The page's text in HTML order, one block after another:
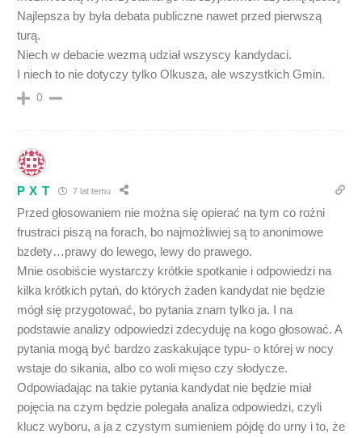
Najlepsza by była debata publiczne nawet przed pierwszą
turą.
Niech w debacie wezmą udział wszyscy kandydaci.
I niech to nie dotyczy tylko Olkusza, ale wszystkich Gmin.
0
P X T 7 lat temu
Przed głosowaniem nie można się opierać na tym co rożni
frustraci piszą na forach, bo najmożliwiej są to anonimowe
bzdety…prawy do lewego, lewy do prawego.
Mnie osobiście wystarczy krótkie spotkanie i odpowiedzi na
kilka krótkich pytań, do których żaden kandydat nie będzie
mógł się przygotować, bo pytania znam tylko ja. I na
podstawie analizy odpowiedzi zdecyduję na kogo głosować. A
pytania mogą być bardzo zaskakujące typu- o której w nocy
wstaje do sikania, albo co woli mięso czy słodycze.
Odpowiadając na takie pytania kandydat nie będzie miał
pojęcia na czym będzie polegała analiza odpowiedzi, czyli
klucz wyboru, a ja z czystym sumieniem pójdę do urny i to, że